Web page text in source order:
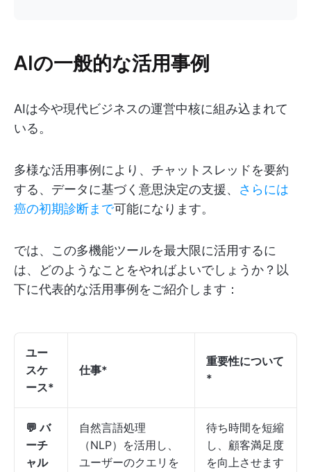
AIの一般的な活用事例
AIは今や現代ビジネスの運営中核に組み込まれて
いる。
多様な活用事例により、チャットスレッドを要約
する、データに基づく意思決定の支援、 さらには
癌の初期診断まで可能になります。
では、この多機能ツールを最大限に活用するに
は、どのようなことをやればよいでしょうか？以
下に代表的な活用事例をご紹介します：
ユー
スケ
ース*
仕事*
重要性について
*
💬 バ
ーチ
ャル
自然言語処理
（NLP）を活用し、
ユーザーのクエリを
待ち時間を短縮
し、顧客満足度
を向上させます